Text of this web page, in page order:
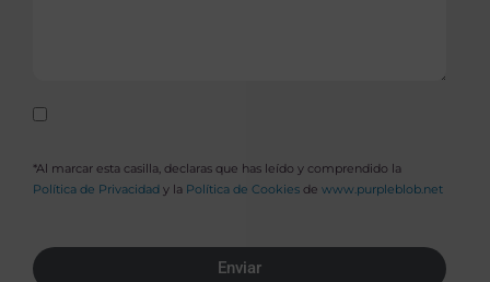
*Al marcar esta casilla, declaras que has leído y comprendido la
Política de Privacidad y la Política de Cookies de www.purpleblob.net
Enviar